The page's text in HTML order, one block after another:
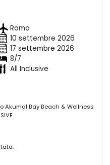
per cui è estremamente
la classica spiaggia da cartolina
spiaggia con sabbia fine e
particolarmente pittoresche e
e suggestivi della Riviera Maya
una bella barriera
la spiaggia dalle onde
di uscire direttamente dalla
vacanza balneare in un
il quadro il
l’ottimo centro benessere e le
Roma
10 settembre 2026
17 settembre 2026
8/7
All Inclusive
Akumal Bay Beach & Wellness